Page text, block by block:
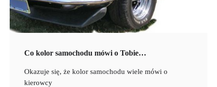
Co kolor samochodu mówi o Tobie…
Okazuje się, że kolor samochodu wiele mówi o
kierowcy